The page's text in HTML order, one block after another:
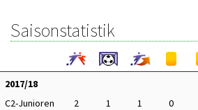
Saisonstatistik
2017/18
C2-Junioren
2 1 1 0